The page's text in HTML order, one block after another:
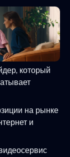
который
на рынке
и